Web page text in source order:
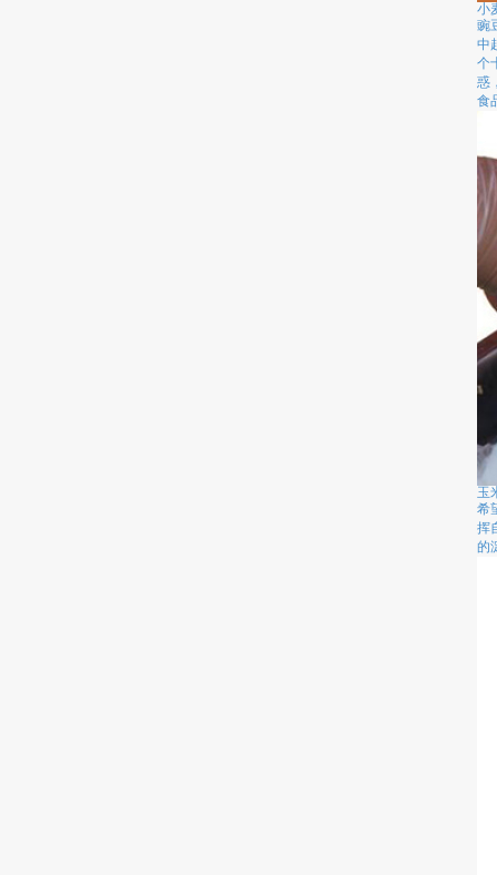
小
豌
中
个
惑
食
玉
希
挥
的